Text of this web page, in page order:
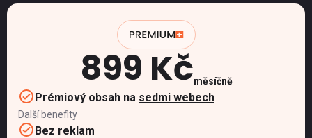
899 Kčměsíčně
Prémiový obsah na sedmi webech
Další benefity
Bez reklam